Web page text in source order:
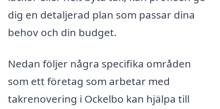
dig en detaljerad plan som passar dina
behov och din budget.
Nedan följer några specifika områden
som ett företag som arbetar med
takrenovering i Ockelbo kan hjälpa till